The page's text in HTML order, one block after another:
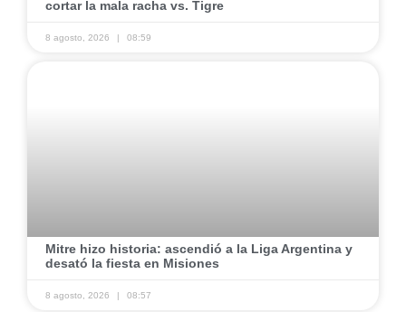
cortar la mala racha vs. Tigre
8 agosto, 2026 08:59
​Mitre hizo historia: ascendió a la Liga Argentina y
desató la fiesta en Misiones
8 agosto, 2026 08:57